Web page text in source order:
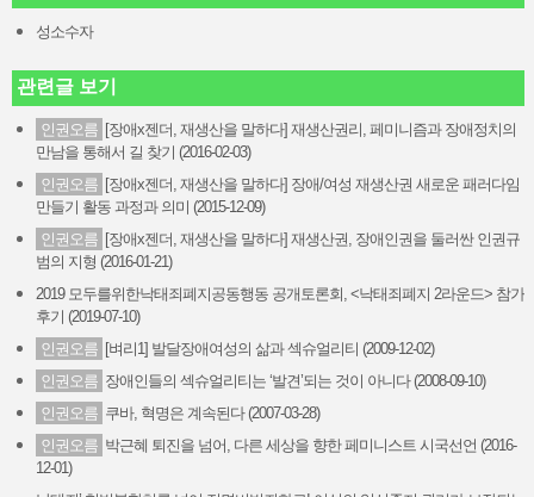
성소수자
관련글 보기
인권오름 [장애x젠더, 재생산을 말하다] 재생산권리, 페미니즘과 장애정치의
만남을 통해서 길 찾기 (2016-02-03)
인권오름 [장애x젠더, 재생산을 말하다] 장애/여성 재생산권 새로운 패러다임
만들기 활동 과정과 의미 (2015-12-09)
인권오름 [장애x젠더, 재생산을 말하다] 재생산권, 장애인권을 둘러싼 인권규
범의 지형 (2016-01-21)
2019 모두를위한낙태죄폐지공동행동 공개토론회, <낙태죄폐지 2라운드> 참가
후기 (2019-07-10)
인권오름 [벼리1] 발달장애여성의 삶과 섹슈얼리티 (2009-12-02)
인권오름 장애인들의 섹슈얼리티는 ‘발견’되는 것이 아니다 (2008-09-10)
인권오름 쿠바, 혁명은 계속된다 (2007-03-28)
인권오름 박근혜 퇴진을 넘어, 다른 세상을 향한 페미니스트 시국선언 (2016-
12-01)